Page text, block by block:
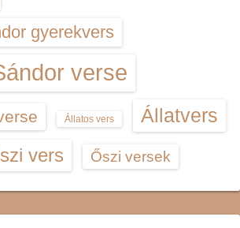
gyerekvers
verse
Állatos vers Állatvers
vers Őszi versek